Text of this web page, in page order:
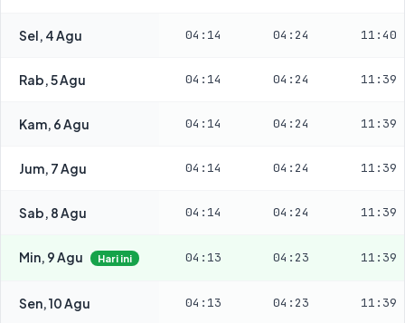
Sel, 4 Agu 04:14 04:24 11:40
Rab, 5 Agu 04:14 04:24 11:39
Kam, 6 Agu 04:14 04:24 11:39
Jum, 7 Agu 04:14 04:24 11:39
Sab, 8 Agu 04:14 04:24 11:39
Min, 9 Agu Hari ini 04:13 04:23 11:39
Sen, 10 Agu 04:13 04:23 11:39